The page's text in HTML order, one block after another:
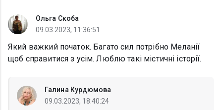
Ольга Скоба
09.03.2023, 11:36:51
Який важкий початок. Багато сил потрібно Меланії
щоб справитися з усім. Люблю такі містичні історії.
Галина Курдюмова
09.03.2023, 18:40:24